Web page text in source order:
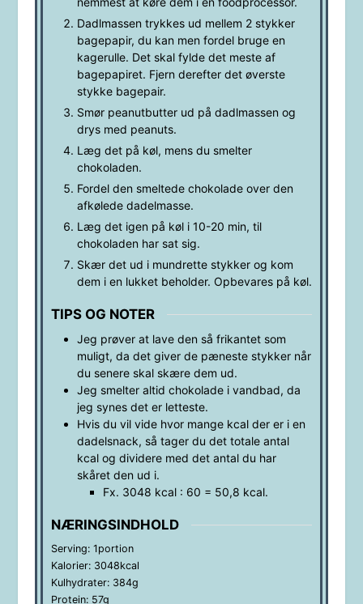
Dadlmassen trykkes ud mellem 2 stykker
bagepapir, du kan men fordel bruge en
kagerulle. Det skal fylde det meste af
bagepapiret. Fjern derefter det øverste
stykke bagepair.
Smør peanutbutter ud på dadlmassen og
drys med peanuts.
Læg det på køl, mens du smelter
chokoladen.
Fordel den smeltede chokolade over den
afkølede dadelmasse.
Læg det igen på køl i 10-20 min, til
chokoladen har sat sig.
Skær det ud i mundrette stykker og kom
dem i en lukket beholder. Opbevares på køl.
TIPS OG NOTER
Jeg prøver at lave den så frikantet som
muligt, da det giver de pæneste stykker når
du senere skal skære dem ud.
Jeg smelter altid chokolade i vandbad, da
jeg synes det er letteste.
Hvis du vil vide hvor mange kcal der er i en
dadelsnack, så tager du det totale antal
kcal og dividere med det antal du har
skåret den ud i.
Fx. 3048 kcal : 60 = 50,8 kcal.
NÆRINGSINDHOLD
Serving: 1portion
Kalorier: 3048kcal
Kulhydrater: 384g
Protein: 57g